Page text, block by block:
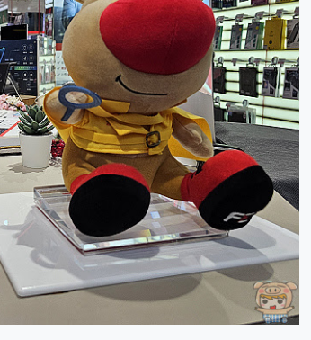
! VideoProc Converter AI 新版全解析 × 年末
響 氛圍情境燈 我通通都要！ Starfish 2 幻彩
Mercury K1 系列 異星機械鍵盤與
MPG 491CQP QD-OLED 超寬曲面電競螢幕
imos 首家導入 UL MCV 行銷宣告驗證的手機
EaseUS 21 週年到來，「Slogan 海報徵稿活
MagReact MXs2 5000mAh薄型磁吸無線
PRO 穿戴式智慧冷暖調溫裝置 開箱 評測
升級，GO Fest 五折優惠嗨翻天！支援 iOS/
Ultra 誰能滿足全場景拍攝需求？
音膠囊~ 您的AI 秘書已上線 每月免費送你 300
AI・Gaming・創作儲存方案登場，趕快來AGI
M5 10000mAh 5合1 磁吸無線急速行
能救車電源】 可靠的旅行夥伴！帶給您優異
微星 Modern MD272UPSW 27型」 4K IPS
觸控AI筆電 開箱 評測